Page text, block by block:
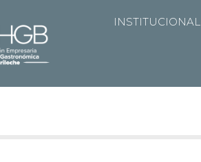
INSTITUCIONAL